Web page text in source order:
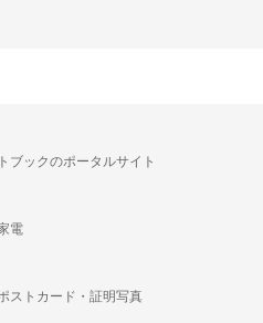
ブックのポータルサイト
電
ストカード・証明写真